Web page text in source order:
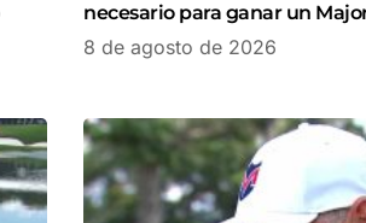
necesario para ganar un
8 de agosto de 2026